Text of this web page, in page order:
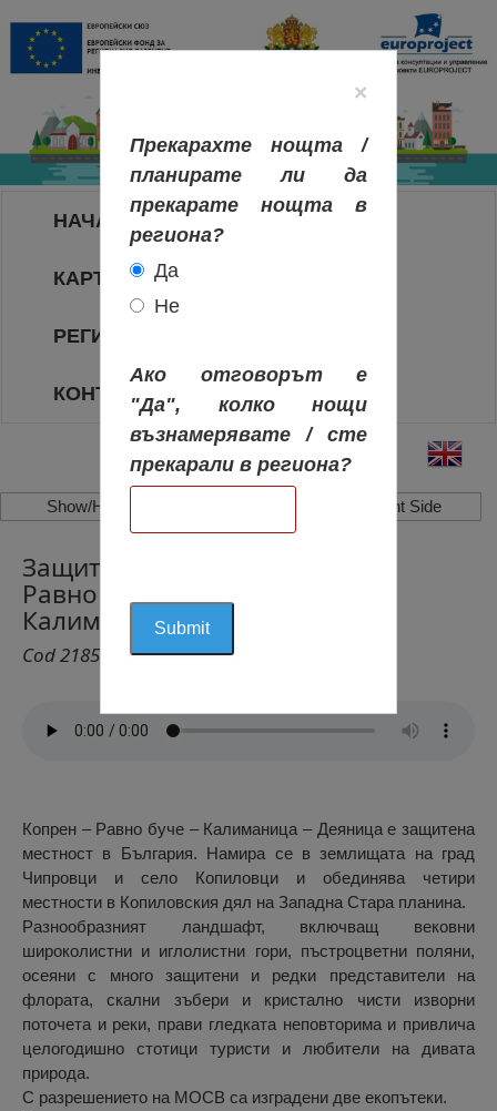
НАЧАЛО
КАРТА НА РЕГИОНИТЕ
РЕГИОНИ
КОНТАКТИ
Show/Hide Left Side Show/Hide Right Side
Защитена Местност „Копрен –
Равно Буче – Деяница –
Калиманица“
Cod 2185
Копрен – Равно буче – Калиманица – Деяница e защитена
местност в България. Намира се в землищата на град
Чипровци и село Копиловци и обединява четири
местности в Копиловския дял на Западна Стара планина.
Разнообразният ландшафт, включващ вековни
широколистни и иглолистни гори, пъстроцветни поляни,
осеяни с много защитени и редки представители на
флората, скални зъбери и кристално чисти изворни
поточета и реки, прави гледката неповторима и привлича
целогодишно стотици туристи и любители на дивата
природа.
С разрешението на МОСВ са изградени две екопътеки.
×
Прекарахте нощта /
планирате ли да
прекарате нощта в
региона?
Да
Не
Ако отговорът е
"Да", колко нощи
възнамерявате / сте
прекарали в региона?